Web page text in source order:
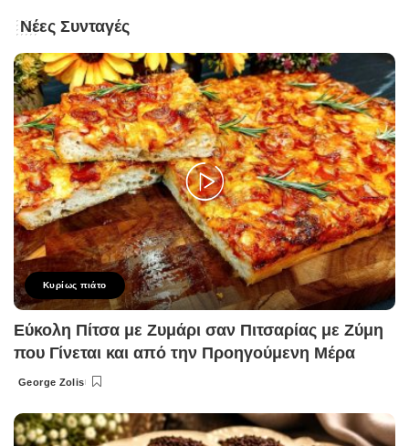
Νέες Συνταγές
Κυρίως πιάτο
Εύκολη Πίτσα με Ζυμάρι σαν Πιτσαρίας με Ζύμη
που Γίνεται και από την Προηγούμενη Μέρα
Posted
George Zolis